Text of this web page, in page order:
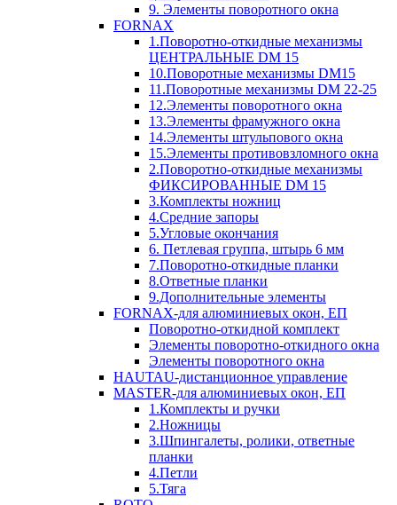
9. Элементы поворотного окна
FORNAX
1.Поворотно-откидные механизмы
ЦЕНТРАЛЬНЫЕ DM 15
10.Поворотные механизмы DM15
11.Поворотные механизмы DM 22-25
12.Элементы поворотного окна
13.Элементы фрамужного окна
14.Элементы штульпового окна
15.Элементы противовзломного окна
2.Поворотно-откидные механизмы
ФИКСИРОВАННЫЕ DM 15
3.Комплекты ножниц
4.Средние запоры
5.Угловые окончания
6. Петлевая группа, штырь 6 мм
7.Поворотно-откидные планки
8.Ответные планки
9.Дополнительные элементы
FORNAX-для алюминиевых окон, ЕП
Поворотно-откидной комплект
Элементы поворотно-откидного окна
Элементы поворотного окна
HAUTAU-дистанционное управление
MASTER-для алюминиевых окон, ЕП
1.Комплекты и ручки
2.Ножницы
3.Шпингалеты, ролики, ответные
планки
4.Петли
5.Тяга